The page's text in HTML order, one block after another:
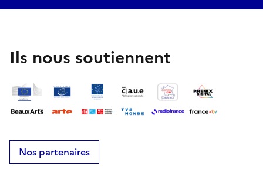
Ils nous soutiennent
Nos partenaires